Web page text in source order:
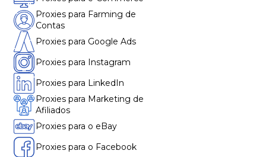
Proxies para Farming de
Contas
Proxies para Google Ads
Proxies para Instagram
Proxies para LinkedIn
Proxies para Marketing de
Afiliados
Proxies para o eBay
Proxies para o Facebook